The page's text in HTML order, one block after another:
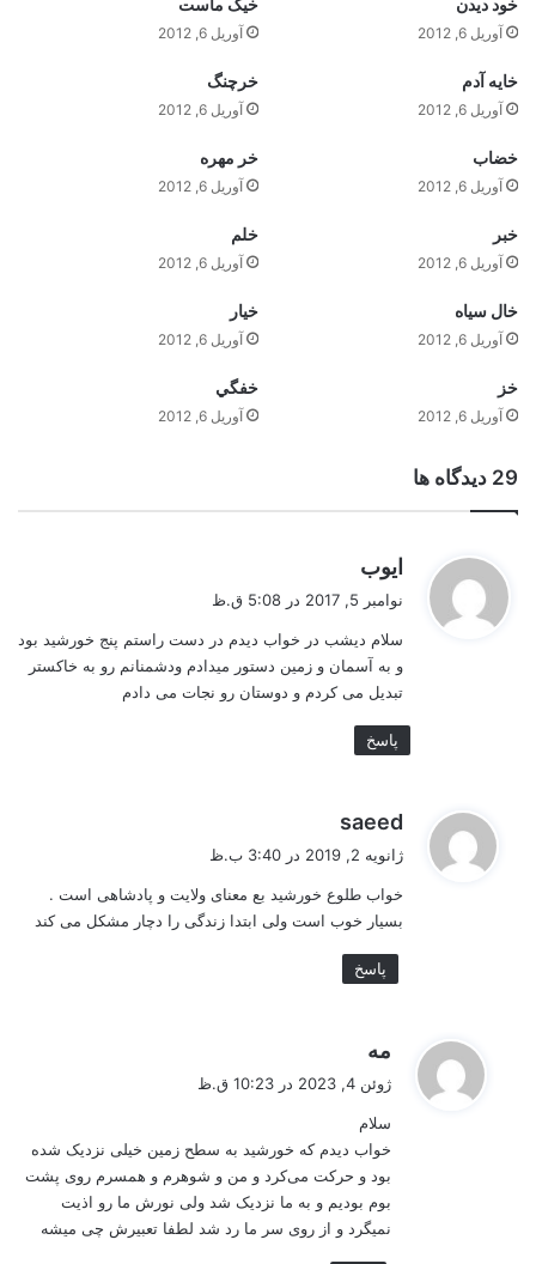
آوریل 6, 2012 آوریل 6, 2012
خايه آدم
آوریل 6, 2012
خرچنگ
آوریل 6, 2012
خضاب
آوریل 6, 2012
خر مهره
آوریل 6, 2012
خبر
آوریل 6, 2012
خلم
آوریل 6, 2012
خال سياه
آوریل 6, 2012
خيار
آوریل 6, 2012
خز
آوریل 6, 2012
خفگي
آوریل 6, 2012
‫29 دیدگاه ها
ایوب
ت
:
نوامبر 5, 2017 در 5:08 ق.ظ
سلام دیشب در خواب دیدم در دست راستم پنج خورشید بود
و به آسمان و زمین دستور میدادم ودشمنانم رو به خاکستر
تبدیل می کردم و دوستان رو نجات می دادم
پاسخ
saeed
:
ژانویه 2, 2019 در 3:40 ب.ظ
خواب طلوع خورشید بع معنای ولایت و پادشاهی است .
بسیار خوب است ولی ابتدا زندگی را دچار مشکل می کند
پاسخ
مه
ت
:
ژوئن 4, 2023 در 10:23 ق.ظ
سلام
خواب دیدم که خورشید به سطح زمین خیلی نزدیک شده
بود و حرکت می‌کرد و من و شوهرم و همسرم روی پشت
بوم بودیم و به ما نزدیک شد ولی نورش ما رو اذیت
نمیگرد و از روی سر ما رد شد لطفا تعبیرش چی میشه